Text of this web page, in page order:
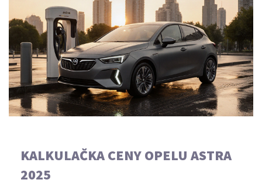
KALKULAČKA CENY OPELU ASTRA
2025